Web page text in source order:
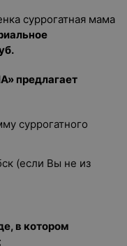
суррогатная мама
предлагает
суррогатного
(если Вы не из
в котором
;